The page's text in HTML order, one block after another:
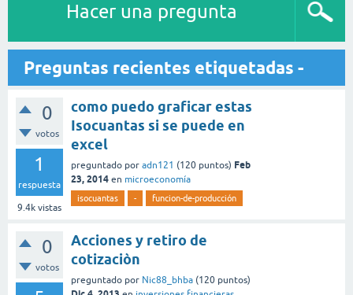
Hacer una pregunta
Preguntas recientes etiquetadas -
0
votos
1
respuesta
9.4k vistas
como puedo graficar estas
Isocuantas si se puede en
excel
preguntado por adn121 (120 puntos) Feb
23, 2014 en microeconomía
isocuantas - funcion-de-producción
0
votos
Acciones y retiro de
cotizaciòn
preguntado por Nic88_bhba (120 puntos)